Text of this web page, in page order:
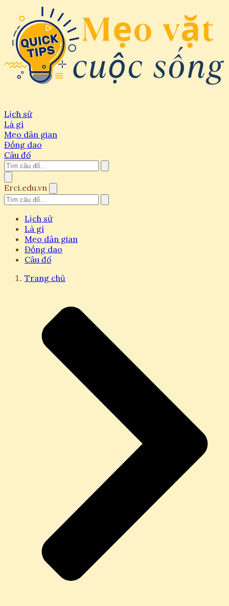
Lịch sử
Là gì
Mẹo dân gian
Đồng dao
Câu đố
Erci.edu.vn
Lịch sử
Là gì
Mẹo dân gian
Đồng dao
Câu đố
Trang chủ